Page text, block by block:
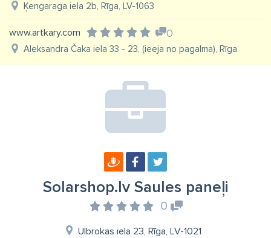
Ķengaraga iela 2b, Rīga, LV-1063
www.artkary.com 0
Aleksandra Čaka iela 33 - 23, (ieeja no pagalma), Rīga
Solarshop.lv Saules paneļi
0
Ulbrokas iela 23, Rīga, LV-1021